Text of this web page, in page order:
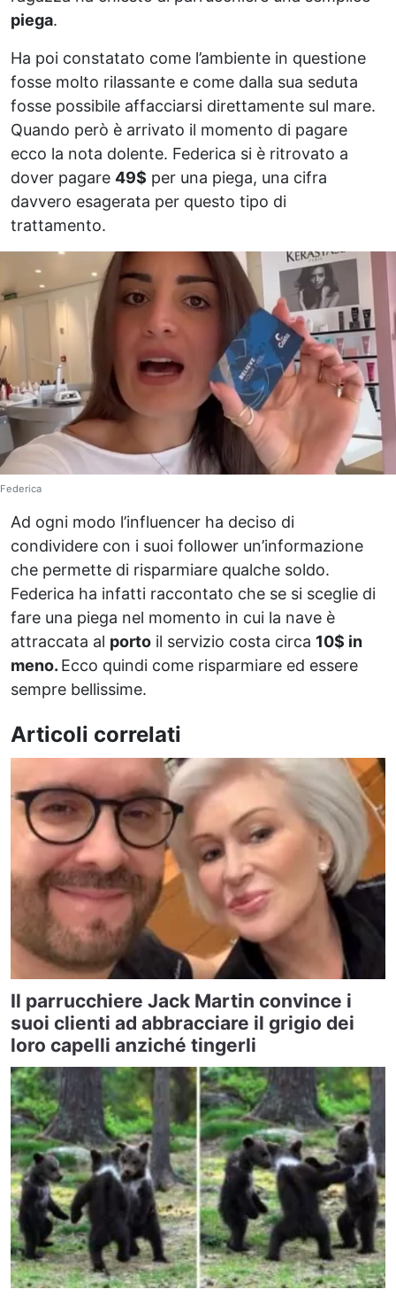
piega.
Ha poi constatato come l’ambiente in questione
fosse molto rilassante e come dalla sua seduta
fosse possibile affacciarsi direttamente sul mare.
Quando però è arrivato il momento di pagare
ecco la nota dolente. Federica si è ritrovato a
dover pagare 49$ per una piega, una cifra
davvero esagerata per questo tipo di
trattamento.
Federica
Ad ogni modo l’influencer ha deciso di
condividere con i suoi follower un’informazione
che permette di risparmiare qualche soldo.
Federica ha infatti raccontato che se si sceglie di
fare una piega nel momento in cui la nave è
attraccata al porto il servizio costa circa 10$ in
meno. Ecco quindi come risparmiare ed essere
sempre bellissime.
Articoli correlati
Il parrucchiere Jack Martin convince i
suoi clienti ad abbracciare il grigio dei
loro capelli anziché tingerli